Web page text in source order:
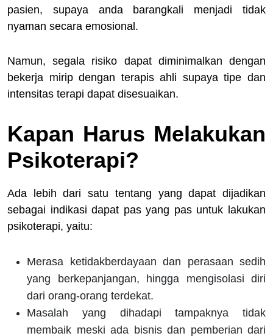
pasien, supaya anda barangkali menjadi tidak
nyaman secara emosional.
Namun, segala risiko dapat diminimalkan dengan
bekerja mirip dengan terapis ahli supaya tipe dan
intensitas terapi dapat disesuaikan.
Kapan Harus Melakukan
Psikoterapi?
Ada lebih dari satu tentang yang dapat dijadikan
sebagai indikasi dapat pas yang pas untuk lakukan
psikoterapi, yaitu:
Merasa ketidakberdayaan dan perasaan sedih
yang berkepanjangan, hingga mengisolasi diri
dari orang-orang terdekat.
Masalah yang dihadapi tampaknya tidak
membaik meski ada bisnis dan pemberian dari